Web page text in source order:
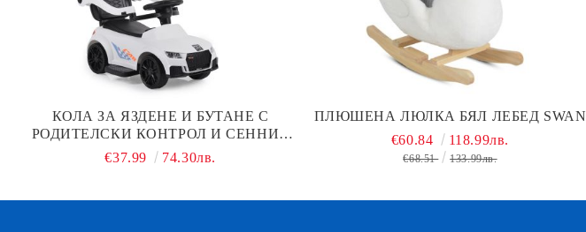
КОЛА ЗА ЯЗДЕНЕ И БУТАНЕ С
РОДИТЕЛСКИ КОНТРОЛ И СЕННИК
VICTORY 2В1 311, БЯЛА
€37.99 74.30лв.
ПЛЮШЕНА ЛЮЛКА БЯЛ ЛЕБЕД SWAN
€60.84 118.99лв.
€68.51 133.99лв.